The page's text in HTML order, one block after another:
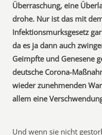
Überraschung, eine
drohe. Nur ist das mit
Infektionsmurksgesetz
da es ja dann auch
Geimpfte und Genesene
deutsche Corona-
wieder zunehmenden
allem eine
Und wenn sie nicht